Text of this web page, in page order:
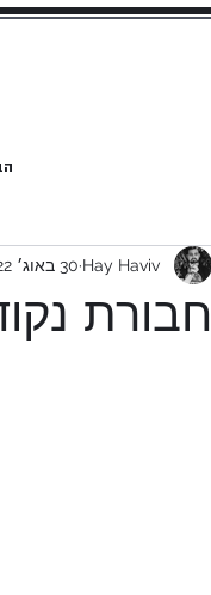
חבורת
Hay Haviv 30 באוג׳ 2022